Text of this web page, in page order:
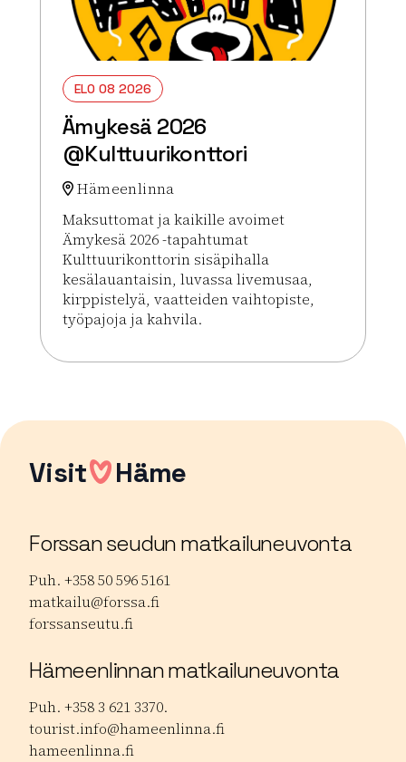
ELO 08 2026
Ämykesä 2026
@Kulttuurikonttori
Hämeenlinna
Maksuttomat ja kaikille avoimet
Ämykesä 2026 -tapahtumat
Kulttuurikonttorin sisäpihalla
kesälauantaisin, luvassa livemusaa,
kirppistelyä, vaatteiden vaihtopiste,
työpajoja ja kahvila.
Lue lisää tapahtumasta Ämykesä 2026
Visit Häme
Forssan seudun matkailuneuvonta
Puh. +358 50 596 5161
matkailu@forssa.fi
forssanseutu.fi
Hämeenlinnan matkailuneuvonta
Puh. +358 3 621 3370.
tourist.info@hameenlinna.fi
hameenlinna.fi